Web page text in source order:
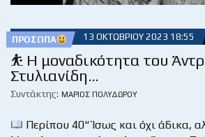
ΠΡΌΣΩΠΑ 13 ΟΚΤΩΒΡΊΟΥ 2023 18:55
⛹ Η μοναδικότητα του
Στυλιανίδη…
Συντάκτης: ΜΆΡΙΟΣ ΠΟΛΥΔΏΡΟΥ
Περίπου 40“ Ίσως και όχι άδικα,